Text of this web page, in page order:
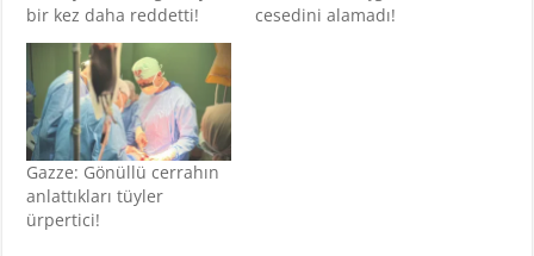
bir kez daha reddetti!
cesedini alamadı!
Gazze: Gönüllü cerrahın
anlattıkları tüyler
ürpertici!